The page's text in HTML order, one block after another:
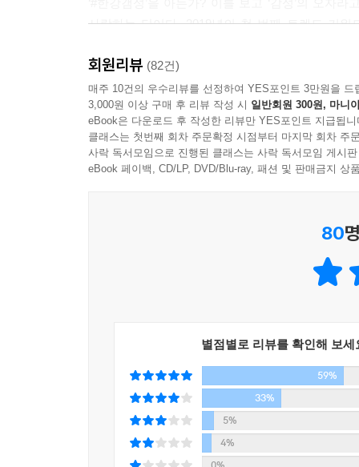
중국 내 2위 보험사 핑안보험은 이러한 데이터 인
로 맞춤형 보험 상품을 추천하고, 대출 상품도 권
설치돼 있는 안면 인식 카메라를 통해 상담요원은
표정과 행동 등을 읽어낸 후 빅데이터 기반 AI 기
이 분석 결과를 토대로, 거짓말을 하는 고객에게
엄밀히 말하면 오프라인 매장이 망하는 것이 아
하고 오감을 만족시키는 등 체험할 수 있는 공간
_359쪽, [공간의 재탄생, 카멜레존] 중에서
1996년 CJ제일제당이 ‘햇반’을 처음 출시했을
인가?”였다고 한다. 당시 사회적 분위기를 기억하
년 만에 한국 식산업이 완전히 달라졌기 때문이
더 정확할 것이다. 그 바뀐 가족을 우리는 ‘21세
사랑하는 단어다. 2019년의 첫 번째 트렌드 키워
컨셉을 소비한다. 구구절절한 설명보다 컨셉이 우
Invite to the ‘Cell Market’ 세포마켓
1인 미디어의 등장은 한마디로 미디어 판을 뒤집
미디어에서 ‘1인 마켓’으로 발전한다. 누구나
서비스의 발달은 이의 기폭제가 되면서 이른바 ‘
사람들이 [응답하라] 시리즈에 열광하는 것은
열중한다. ‘레트로’가 과거의 재현이라면 새로
Green Survival 필환경
배출량을 ‘제로’로 만드는 것이다. 그것이 가능
아니라 생존의 문제이기 때문이다. 먹고, 입고,
생명체를 위한 것이기도 하다. 억지로 하는 것이
You Are My Proxy Emotion. 감정대리인 내 감정을
회원리뷰 (82건)
매주 10건의 우수리뷰를 선정하여 YES포인트 3만원을 드
3,000원 이상 구매 후 리뷰 작성 시 일반회원 300원, 마니
eBook은 다운로드 후 작성한 리뷰만 YES포인트 지급됩니
클래스는 첫번째 회차 주문확정 시점부터 마지막 회차 주
사락 독서모임으로 진행된 클래스는 사락 독서모임 게시
eBook 페이백, CD/LP, DVD/Blu-ray, 패션 및 판매금지 상
80
별점별로 리뷰를 확인해 보세
59%
33%
5%
4%
0%